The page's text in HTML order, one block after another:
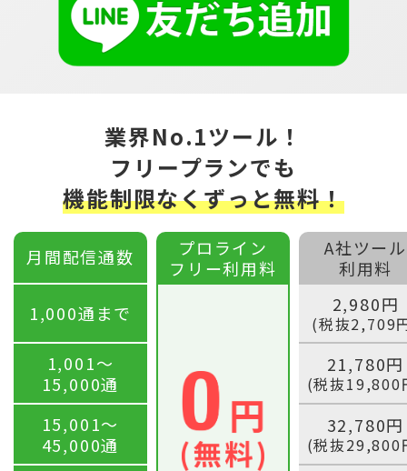
業界No.1ツール！
フリープランでも
機能制限なくずっと無料！
月間配信通数
プロライン
フリー利用料
A社ツール
利用料
1,000通まで
2,980円
(税抜2,709
1,001〜
15,000通
21,780円
(税抜19,800
15,001〜
45,000通
32,780円
(税抜29,800